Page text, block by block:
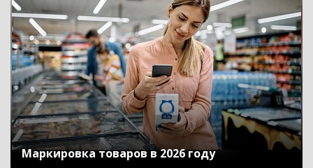
Маркировка товаров в 2026 году